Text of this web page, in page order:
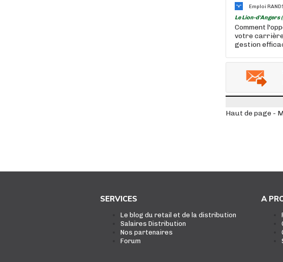
Emploi
Le Lion-d'Angers
Comment
votre carrière
gestion
Haut de page -
SERVICES
Le blog du retail et de la distribution
Salaires Distribution
Nos partenaires
Forum
A